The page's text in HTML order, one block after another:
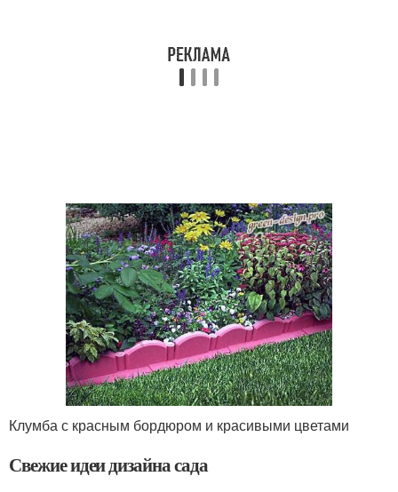
Клумба с красным бордюром и красивыми цветами
Свежие идеи дизайна сада